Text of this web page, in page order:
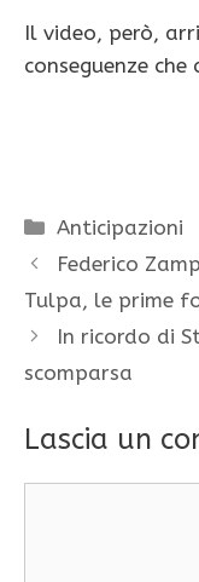
Il video, però,
conseguenze
Categorie
Anticipazioni
Federico
Tulpa, le prime
In ricordo di
scomparsa
Lascia un